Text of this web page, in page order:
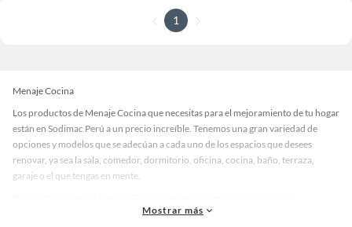
1
Menaje Cocina
Los productos de Menaje Cocina que necesitas para el mejoramiento de tu hogar
están en Sodimac Perú a un precio increíble. Tenemos una gran variedad de
opciones y modelos que se adecúan a cada uno de los espacios que desees
renovar, ya sea la sala, comedor, dormitorio, oficina, cocina, baño, terraza,
garaje o el que tengas en mente.
materiales, medidas, colores y demás características específicas de tu
Mostrar más